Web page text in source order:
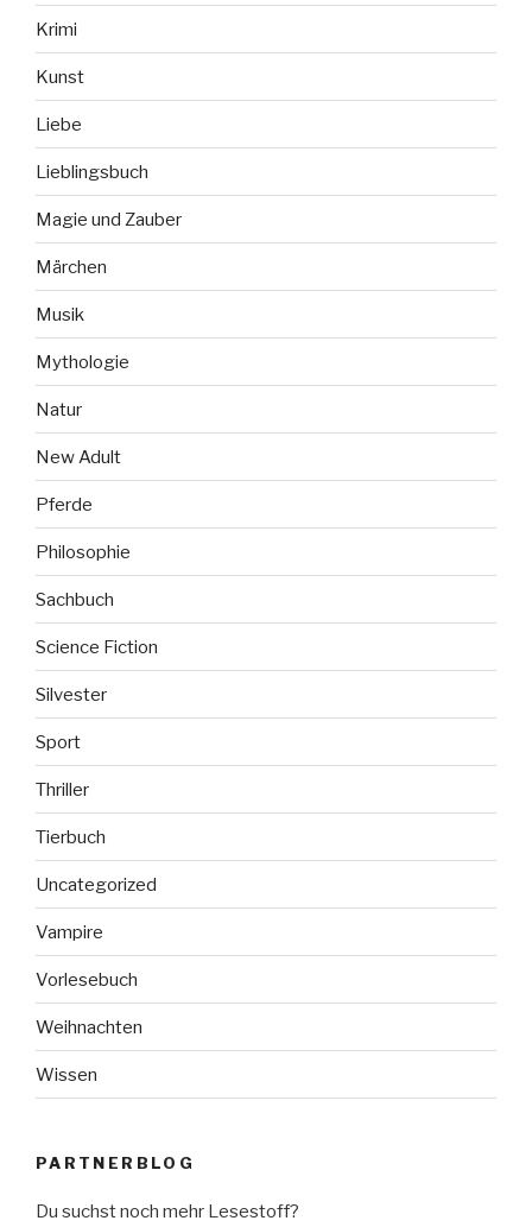
Krimi
Kunst
Liebe
Lieblingsbuch
Magie und Zauber
Märchen
Musik
Mythologie
Natur
New Adult
Pferde
Philosophie
Sachbuch
Science Fiction
Silvester
Sport
Thriller
Tierbuch
Uncategorized
Vampire
Vorlesebuch
Weihnachten
Wissen
PARTNERBLOG
Du suchst noch mehr Lesestoff?